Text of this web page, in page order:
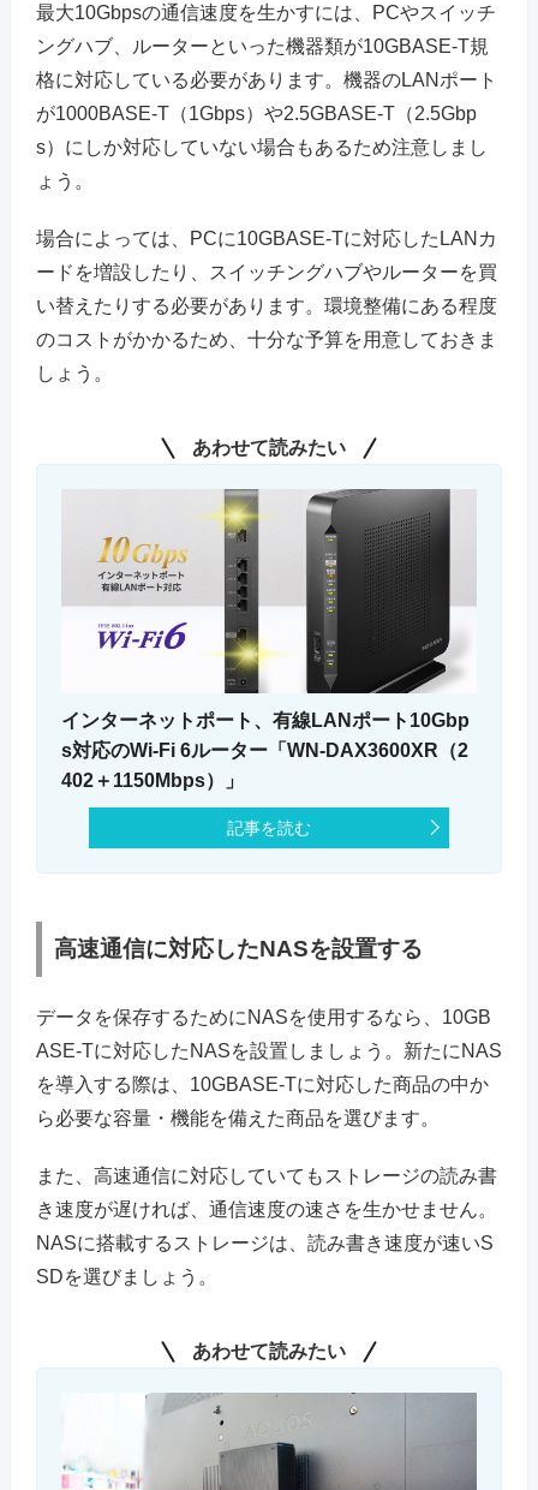
最大10Gbpsの通信速度を生かすには、PCやスイッチ
ングハブ、ルーターといった機器類が10GBASE-T規
格に対応している必要があります。機器のLANポート
が1000BASE-T（1Gbps）や2.5GBASE-T（2.5Gbp
s）にしか対応していない場合もあるため注意しまし
ょう。
場合によっては、PCに10GBASE-Tに対応したLANカ
ードを増設したり、スイッチングハブやルーターを買
い替えたりする必要があります。環境整備にある程度
のコストがかかるため、十分な予算を用意しておきま
しょう。
あわせて読みたい
インターネットポート、有線LANポート10Gbp
s対応のWi-Fi 6ルーター「WN-DAX3600XR（2
402＋1150Mbps）」
記事を読む
高速通信に対応したNASを設置する
データを保存するためにNASを使用するなら、10GB
ASE-Tに対応したNASを設置しましょう。新たにNAS
を導入する際は、10GBASE-Tに対応した商品の中か
ら必要な容量・機能を備えた商品を選びます。
また、高速通信に対応していてもストレージの読み書
き速度が遅ければ、通信速度の速さを生かせません。
NASに搭載するストレージは、読み書き速度が速いS
SDを選びましょう。
あわせて読みたい